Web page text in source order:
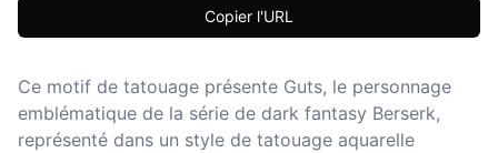
Copier l'URL
Ce motif de tatouage présente Guts, le personnage
emblématique de la série de dark fantasy Berserk,
représenté dans un style de tatouage aquarelle